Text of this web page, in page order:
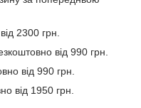
2300 грн.
від 990 грн.
від 990 грн.
від 1950 грн.